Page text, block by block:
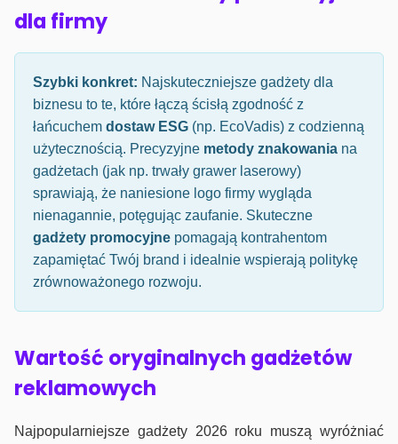
dla firmy
Szybki konkret: Najskuteczniejsze gadżety dla
biznesu to te, które łączą ścisłą zgodność z
łańcuchem dostaw ESG (np. EcoVadis) z codzienną
użytecznością. Precyzyjne metody znakowania na
gadżetach (jak np. trwały grawer laserowy)
sprawiają, że naniesione logo firmy wygląda
nienagannie, potęgując zaufanie. Skuteczne
gadżety promocyjne pomagają kontrahentom
zapamiętać Twój brand i idealnie wspierają politykę
zrównoważonego rozwoju.
Wartość oryginalnych gadżetów
reklamowych
Najpopularniejsze gadżety 2026 roku muszą wyróżniać